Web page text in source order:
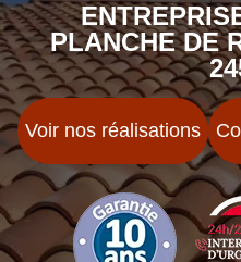
PLANCHE DE
Voir nos réalisations